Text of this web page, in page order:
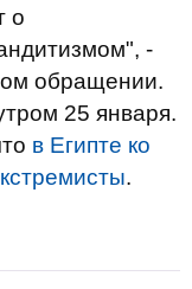
о
-
обращении.
25 января.
в Египте ко
.